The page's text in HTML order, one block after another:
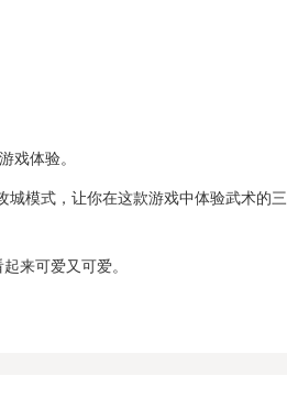
戏体验。
模式，让你在这款游戏中体验武术的三
来可爱又可爱。